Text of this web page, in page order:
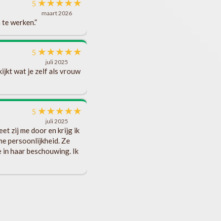
5 ★★★★★
maart 2026
werken.”
5 ★★★★★
juli 2025
wat je zelf als vrouw
5 ★★★★★
juli 2025
zij me door en krijg ik
persoonlijkheid. Ze
haar beschouwing. Ik